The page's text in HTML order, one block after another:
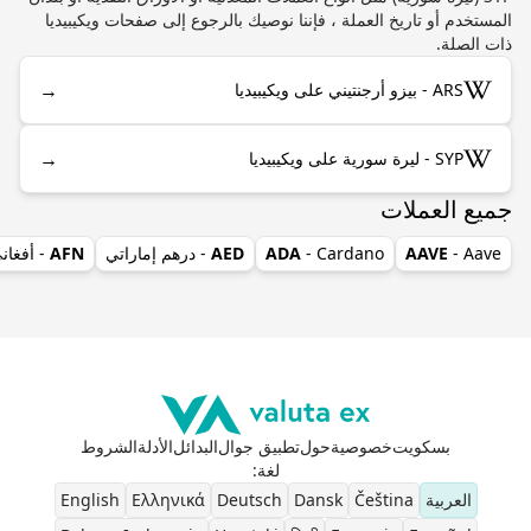
المستخدم أو تاريخ العملة ، فإننا نوصيك بالرجوع إلى صفحات ويكيبيديا
ذات الصلة.
ARS - بيزو أرجنتيني على ويكيبيديا →
SYP - ليرة سورية على ويكيبيديا →
جميع العملات
AAVE - Aave
ADA - Cardano
AED - درهم إماراتي AFN
-
بسكويتخصوصيةحولتطبيق جوالالبدائلالأدلةالشروط
لغة:
العربية
Čeština
Dansk
Deutsch
Ελληνικά
English